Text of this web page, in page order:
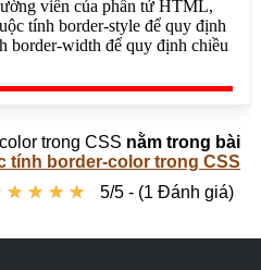
hsla(89, 43%, 51%,
43%, 51%, 0.3);</div>
transparent;">border-
trong CSS nằm trong bài
tính border-color trong CSS
★ ★ ★ ★
★ ★ ★ ★ 5/5 - (1 Đánh giá)